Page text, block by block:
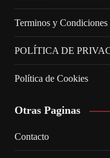
Terminos y Condiciones
POLÍTICA DE
Política de Cookies
Otras Paginas
Contacto